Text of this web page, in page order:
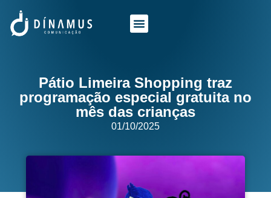
Pátio Limeira Shopping traz
programação especial gratuita no
mês das crianças
01/10/2025